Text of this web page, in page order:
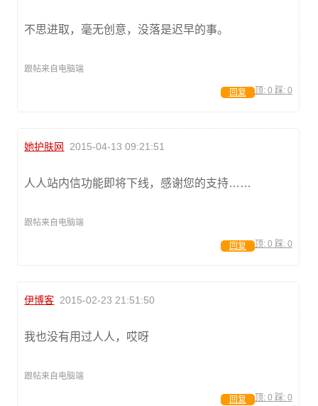
不思进取，毫无创意，没落是迟早的事。
跟帖来自电脑端
顶: 0 踩: 0
回复
她护肤网 2015-04-13 09:21:51
人人站内信功能即将下线，感谢您的支持……
跟帖来自电脑端
顶: 0 踩: 0
回复
伊博客 2015-02-23 21:51:50
我也没有用过人人，哎呀
跟帖来自电脑端
顶: 0 踩: 0
回复